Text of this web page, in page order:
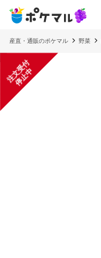
産直・通販のポケマル 野菜
注
文
受
付
停
止
中